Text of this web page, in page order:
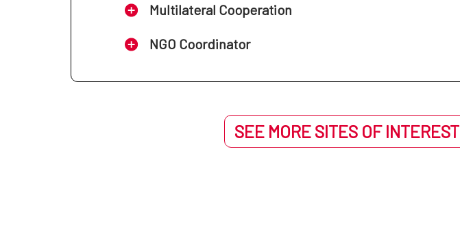
Multilateral Cooperation
NGO Coordinator
SEE MORE SITES OF INTEREST